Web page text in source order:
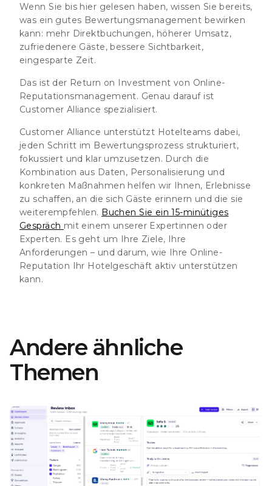
Wenn Sie bis hier gelesen haben, wissen Sie bereits,
was ein gutes Bewertungsmanagement bewirken
kann: mehr Direktbuchungen, höherer Umsatz,
zufriedenere Gäste, bessere Sichtbarkeit,
eingesparte Zeit.
Das ist der Return on Investment von Online-
Reputationsmanagement. Genau darauf ist
Customer Alliance spezialisiert.
Customer Alliance unterstützt Hotelteams dabei,
jeden Schritt im Bewertungsprozess strukturiert,
fokussiert und klar umzusetzen. Durch die
Kombination aus Daten, Personalisierung und
konkreten Maßnahmen helfen wir Ihnen, Erlebnisse
zu schaffen, an die sich Gäste erinnern und die sie
weiterempfehlen. Buchen Sie ein 15-minütiges
Gespräch mit einem unserer Expertinnen oder
Experten. Es geht um Ihre Ziele, Ihre
Anforderungen – und darum, wie Ihre Online-
Reputation Ihr Hotelgeschäft aktiv unterstützen
kann.
Andere ähnliche
Themen